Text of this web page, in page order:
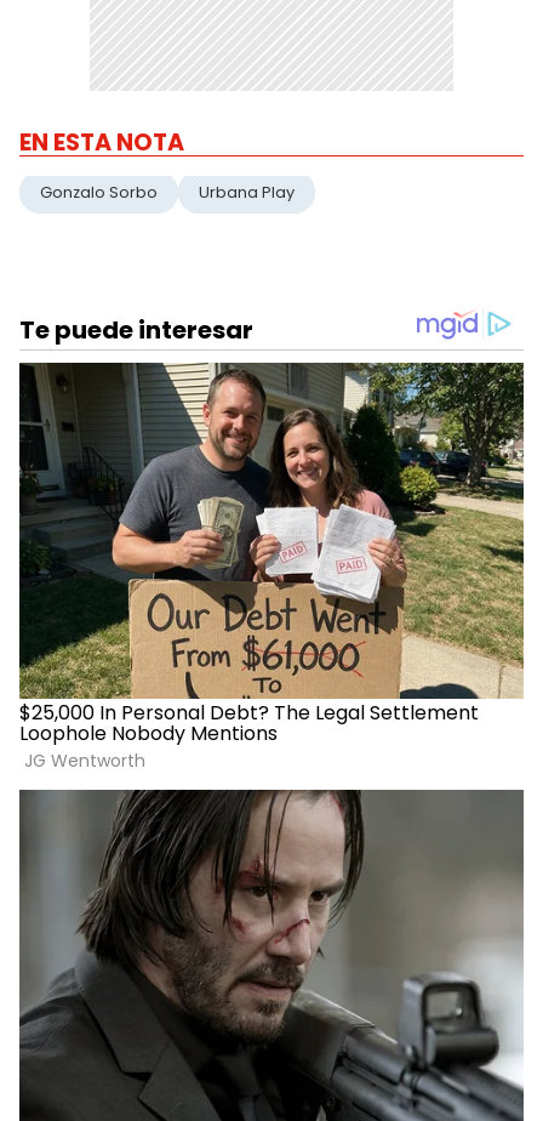
EN ESTA NOTA
Gonzalo Sorbo Urbana Play